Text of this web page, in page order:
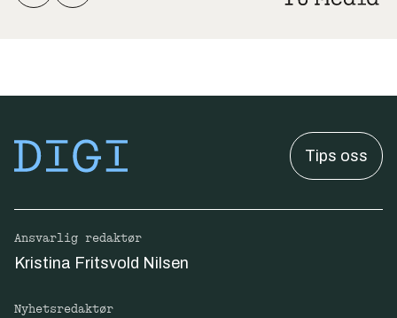
Tips oss
Ansvarlig redaktør
Kristina Fritsvold Nilsen
Nyhetsredaktør